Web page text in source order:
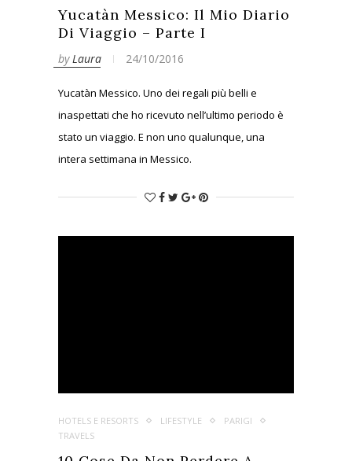
Yucatàn Messico: Il Mio Diario
Di Viaggio – Parte I
byLaura 24/10/2016
Yucatàn Messico. Uno dei regali più belli e
inaspettati che ho ricevuto nell’ultimo periodo è
stato un viaggio. E non uno qualunque, una
intera settimana in Messico.
HOTELS E RESORTS LIFESTYLE
PARIGI
TRAVELS